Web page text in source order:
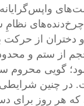
چرخ‌دنده‌های
دختران از حرکت
از ستم و
گویی محروم
در چنین شرایطی،
که هر روز برای